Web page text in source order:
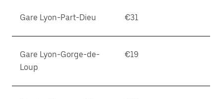
Gare Lyon-Part-Dieu €31
Gare Lyon-Gorge-de-
Loup
€19